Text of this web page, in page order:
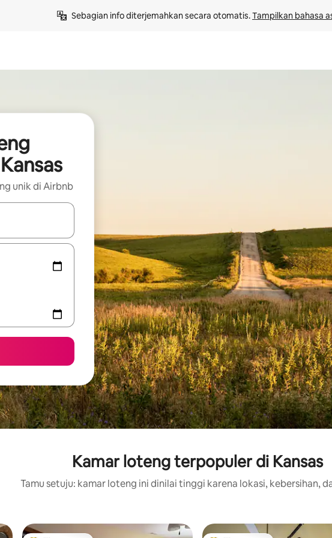
Sebagian info diterjemahkan secara otomatis. Tampilkan bahasa
unik di Airbnb
dengan tombol panah ke atas dan ke bawah atau jelajahi dengan sentuhan atau
Kamar loteng terpopuler di Kansas
Tamu setuju: kamar loteng ini dinilai tinggi karena lokasi, kebersihan,